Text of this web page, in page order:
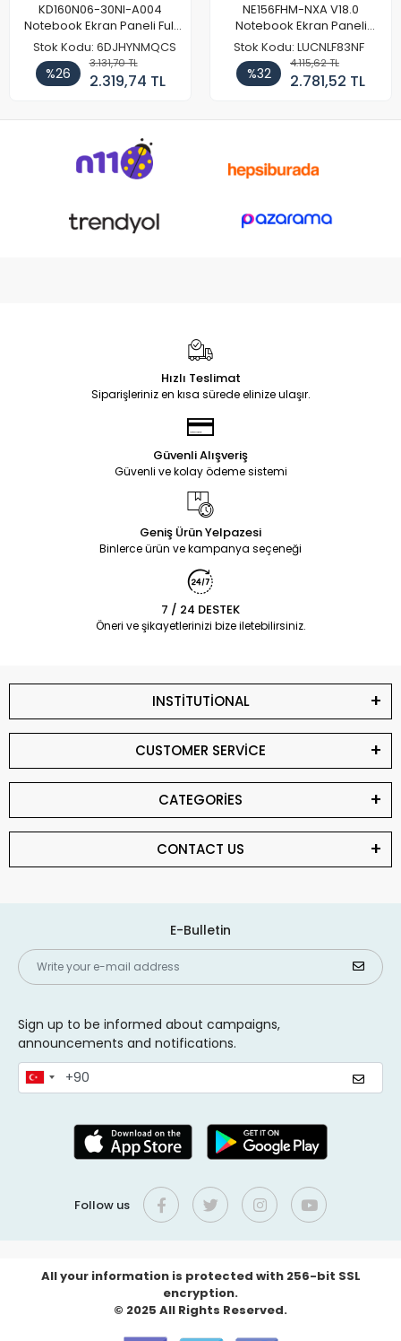
KD160N06-30NI-A004
Notebook Ekran Paneli Full
HD
Stok Kodu: 6DJHYNMQCS
%26
3.131,70 TL
2.319,74 TL
NE156FHM-NXA V18.0
Notebook Ekran Paneli
144Hz
Stok Kodu: LUCNLF83NF
%32
4.115,62 TL
2.781,52 TL
Hızlı Teslimat
Siparişleriniz en kısa sürede elinize ulaşır.
Güvenli Alışveriş
Güvenli ve kolay ödeme sistemi
Geniş Ürün Yelpazesi
Binlerce ürün ve kampanya seçeneği
7 / 24 DESTEK
Öneri ve şikayetlerinizi bize iletebilirsiniz.
INSTİTUTİONAL
CUSTOMER SERVİCE
CATEGORİES
CONTACT US
E-Bulletin
Sign up to be informed about campaigns,
announcements and notifications.
Follow us
All your information is protected with 256-bit SSL
encryption.
© 2025 All Rights Reserved.